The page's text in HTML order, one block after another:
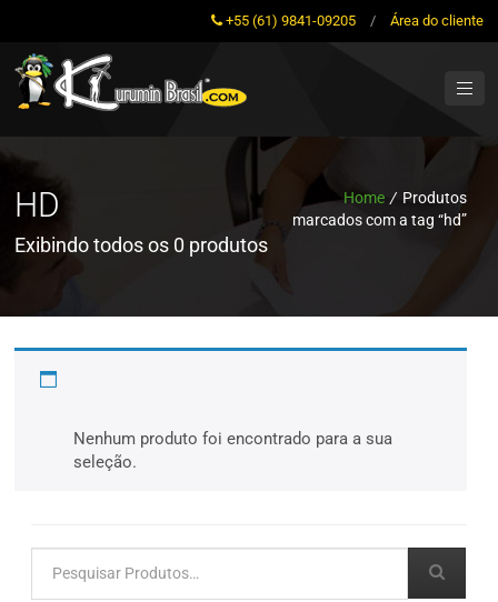
+55 (61) 9841-09205 / Área do cliente
HD
Exibindo todos os 0 produtos
Home / Produtos
marcados com a tag “hd”
Nenhum produto foi encontrado para a sua
seleção.